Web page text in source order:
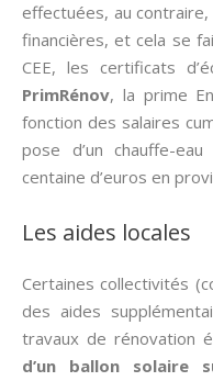
effectuées, au
financières, et cela se
CEE, les certificats
PrimRénov, la prime
fonction des salaires
pose d’un chauffe-
centaine d’euros en
Les aides locales
Certaines collectivités
des aides
travaux de rénovation
d’un ballon solaire